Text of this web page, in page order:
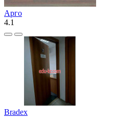
Арго
4.1
Bradex